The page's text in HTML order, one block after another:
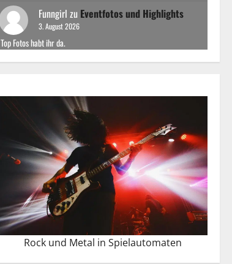
Funngirl zu Eventfotos und Highlights
3. August 2026
Top Fotos habt ihr da.
Rock und Metal in Spielautomaten